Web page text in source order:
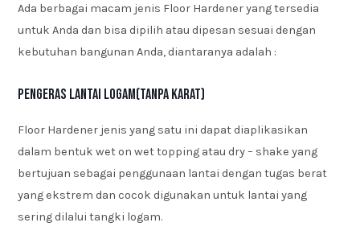
Ada berbagai macam jenis Floor Hardener yang tersedia
untuk Anda dan bisa dipilih atau dipesan sesuai dengan
kebutuhan bangunan Anda, diantaranya adalah :
Pengeras Lantai Logam(Tanpa Karat)
Floor Hardener jenis yang satu ini dapat diaplikasikan
dalam bentuk wet on wet topping atau dry – shake yang
bertujuan sebagai penggunaan lantai dengan tugas berat
yang ekstrem dan cocok digunakan untuk lantai yang
sering dilalui tangki logam.